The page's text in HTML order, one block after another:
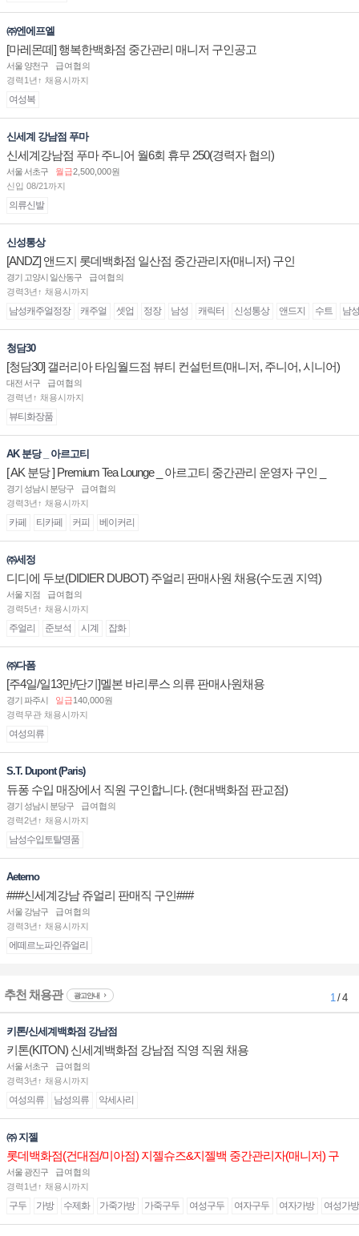
㈜엔에프엘
[마레몬떼] 행복한백화점 중간관리 매니저 구인공고
서울 양천구
급여협의
경력1년↑ 채용시까지
여성복
신세계 강남점 푸마
신세계강남점 푸마 주니어 월6회 휴무 250(경력자 협의)
서울 서초구 월급2,500,000원
신입 08/21까지
의류신발
신성통상
[ANDZ] 앤드지 롯데백화점 일산점 중간관리자(매니저) 구인
경기 고양시 일산동구
급여협의
경력3년↑ 채용시까지
남성캐주얼정장 캐주얼 셋업 정장 남성 캐릭터 신성통상 앤드지 수트 남
청담30
[청담30] 갤러리아 타임월드점 뷰티 컨설턴트(매니저, 주니어, 시니어)
채용
대전 서구
급여협의
경력년↑ 채용시까지
뷰티화장품
AK 분당 _ 아르고티
[ AK 분당 ] Premium Tea Lounge _ 아르고티 중간관리 운영자 구인 _
경기 성남시 분당구
급여협의
경력3년↑ 채용시까지
카페 티카페 커피 베이커리
㈜세정
디디에 두보(DIDIER DUBOT) 주얼리 판매사원 채용(수도권 지역)
서울 지점
급여협의
경력5년↑ 채용시까지
주얼리 준보석 시계 잡화
㈜다폼
[주4일/일13만/단기]멜본 바리루스 의류 판매사원채용
경기 파주시 일급140,000원
경력무관 채용시까지
여성의류
S.T. Dupont (Paris)
듀퐁 수입 매장에서 직원 구인합니다. (현대백화점 판교점)
경기 성남시 분당구
급여협의
경력2년↑ 채용시까지
남성수입토탈명품
Aeterno
###신세계강남 쥬얼리 판매직 구인###
서울 강남구
급여협의
경력3년↑ 채용시까지
에떼르노파인쥬얼리
추천 채용관 광고안내 1/ 4
키톤/신세계백화점 강남점
키톤(KITON) 신세계백화점 강남점 직영 직원 채용
서울 서초구
급여협의
경력3년↑ 채용시까지
여성의류 남성의류 악세사리
㈜ 지젤
롯데백화점(건대점/미아점) 지젤슈즈&지젤백 중간관리자(매니저) 구
인합니다
서울 광진구
급여협의
경력1년↑ 채용시까지
구두 가방 수제화 가죽가방 가죽구두 여성구두 여자구두 여자가방 여성가방